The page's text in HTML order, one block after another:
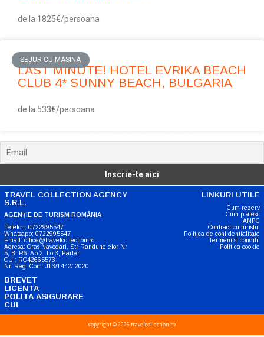
de la 1825€/persoana
SEJUR CU MASINA
LAST MINUTE! HOTEL EVRIKA BEACH
CLUB 4* SUNNY BEACH, BULGARIA
de la 533€/persoana
TRAVEL COLLECTION AGENCY
S.R.L.
AGENȚIE DE TURISM ROMÂNIA
Telefon: 0722995547
Whatsapp: 0722995547
Email: office@travelcollection.ro
Adresa: Oras Navodari, Str Randunelelor Nr
5, Bl R6, Ap 2, Lot3, Parter
CUI: RO42665573
Nr. Reg. Com: J13/1442/ 2020
BREVET
LICENTA
POLITA ASIGURARE
CUI
LINKURI UTILE
Cum rezerv
Cum platesc
ANPC
Contract cu turistul
Politica de confidentialitate
Termeni si conditii
Politica cookie
copyright © 2026 travelcollection.ro